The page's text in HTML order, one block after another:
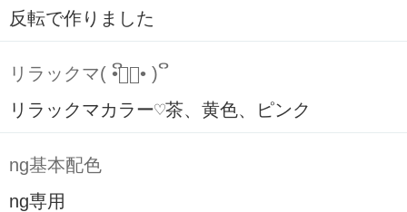
反転で作りました
リラックマ( ິ•ᆺ⃘• )ິ
リラックマカラー♡茶、黄色、ピンク
ng基本配色
ng専用